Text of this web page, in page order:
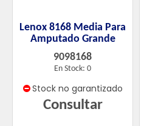
Lenox 8168 Media Para
Amputado Grande
9098168
En Stock: 0
Stock no garantizado
Consultar